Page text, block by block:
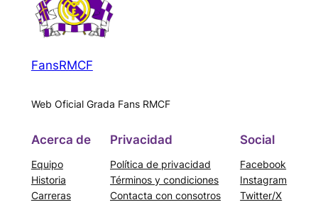
FansRMCF
Web Oficial Grada Fans RMCF
Acerca de
Equipo
Historia
Carreras
Privacidad
Política de privacidad
Términos y condiciones
Contacta con consotros
Social
Facebook
Instagram
Twitter/X